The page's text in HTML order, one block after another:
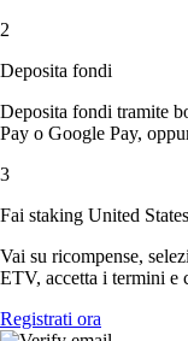
2
Deposita fondi
Deposita fondi tramite
Pay o Google Pay,
3
Fai staking United
Vai su ricompense,
ETV, accetta i termini e
Registrati ora